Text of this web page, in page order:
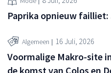
Paprika opnieuw
Algemeen 16 Juli, 2026
Voormalige Makro-site
de komst van Colos en